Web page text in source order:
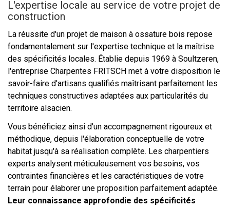
L'expertise locale au service de votre projet de
construction
La réussite d'un projet de maison à ossature bois repose
fondamentalement sur l'expertise technique et la maîtrise
des spécificités locales. Établie depuis 1969 à Soultzeren,
l'entreprise Charpentes FRITSCH met à votre disposition le
savoir-faire d'artisans qualifiés maîtrisant parfaitement les
techniques constructives adaptées aux particularités du
territoire alsacien.
Vous bénéficiez ainsi d'un accompagnement rigoureux et
méthodique, depuis l'élaboration conceptuelle de votre
habitat jusqu'à sa réalisation complète. Les charpentiers
experts analysent méticuleusement vos besoins, vos
contraintes financières et les caractéristiques de votre
terrain pour élaborer une proposition parfaitement adaptée.
Leur connaissance approfondie des spécificités